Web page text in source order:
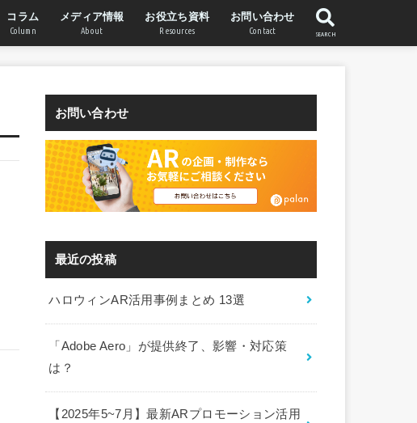
コラム
Column
メディア情報
About
お役立ち資料
Resources
お問い合わせ
Contact SEARCH
お問い合わせ
最近の投稿
ハロウィンAR活用事例まとめ 13選
「Adobe Aero」が提供終了、影響・対応策
は？
【2025年5~7月】最新ARプロモーション活用